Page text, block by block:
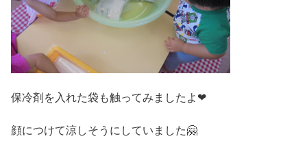
保冷剤を入れた袋も触ってみましたよ❤
顔につけて涼しそうにしていました🤗